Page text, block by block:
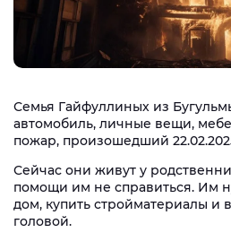
Семья Гайфуллиных из
автомобиль, личные вещи,
пожар, произошедший
Сейчас они живут у
помощи им не справиться. Им
дом, купить стройматериалы и
головой.